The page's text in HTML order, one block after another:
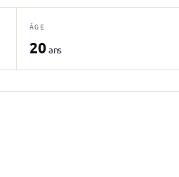
ÂGE
20 ans